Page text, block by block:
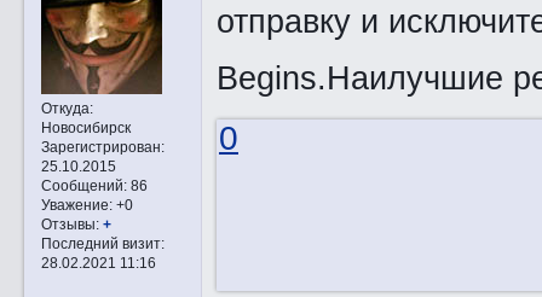
Откуда:
Новосибирск
Зарегистрирован:
25.10.2015
Сообщений:86
Уважение: +0
Отзывы: +
Последний визит:
28.02.2021 11:16
отправку и
Begins.Наилучшие
0